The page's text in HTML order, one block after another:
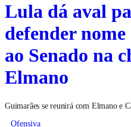
Lula dá aval
defender
ao Senado na
Elmano
Guimarães se reunirá com Elmano e
Ofensiva